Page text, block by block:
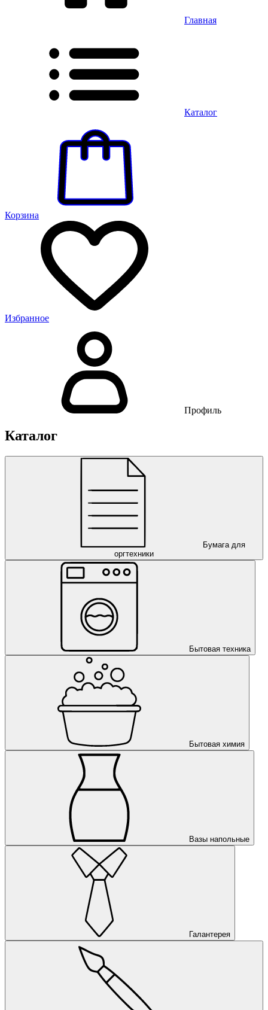
Главная
Каталог
Корзина
Избранное
Профиль
Каталог
Бумага для
оргтехники
Бытовая техника
Бытовая химия
Вазы напольные
Галантерея